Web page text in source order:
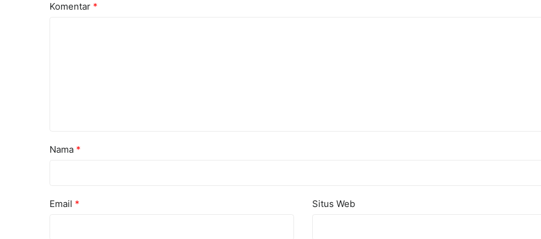
Komentar *
Nama *
Email * Situs Web